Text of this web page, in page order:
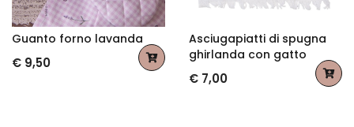
Guanto forno lavanda
€ 9,50
Asciugapiatti di spugna
ghirlanda con gatto
€ 7,00